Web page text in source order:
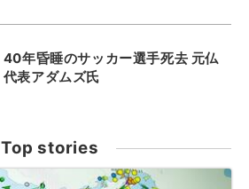
40年昏睡のサッカー選手死去 元仏
代表アダムズ氏
Top stories